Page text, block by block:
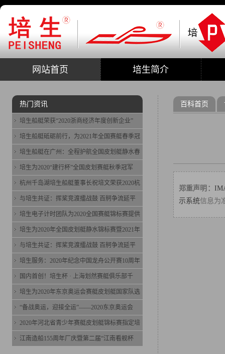
网站首页 培生简介
百科首页
郑重声明：
示系统信息为
热门资讯
培生船艇荣获“2020浙商经济年度创新企业”
培生船艇砥砺前行，为2021年全国赛艇春季冠
培生船艇在广州：全程护航全国皮划艇静水春
培生为2020“建行杯”全国皮划赛艇秋季冠军
杭州千岛湖培生船艇董事长祝培文荣获2020杭
与培生共证：挥桨竞渡擂战鼓 百舸争流延平
培生电子计时团队为2020全国赛艇锦标赛提供
培生为2020年全国皮划艇静水锦标赛暨2021年
与培生共证：挥桨竞渡擂战鼓 百舸争流延平
培生服务：2020年纪念中国龙舟公开赛10周年
国内首创！培生杯 · 上海划然赛艇俱乐部千
培生为2020年东京奥运会赛艇皮划艇国家队选
“备战奥运，迎接全运”——2020东京奥运会
2020年河北省青少年赛艇皮划艇锦标赛指定培
江南造船155周年厂庆暨第二届“江南看舰杯